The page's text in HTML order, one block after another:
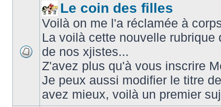
Le coin des filles
Voilà on me l'a réclamée à
La voilà cette nouvelle
de nos xjistes...
Z'avez plus qu'à vous inscrire
Je peux aussi modifier le titre
avez mieux, voilà un premier